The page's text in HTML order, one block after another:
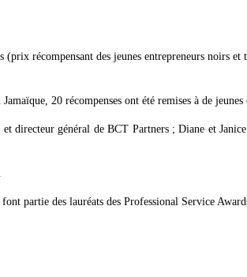
récompensant des jeunes entrepreneurs noirs
20 récompenses ont été remises à de jeunes
directeur général de BCT Partners ; Diane et
partie des lauréats des Professional Service